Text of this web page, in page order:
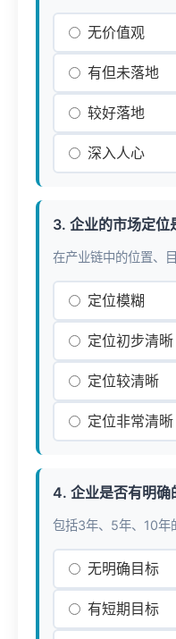
无价值观
有但未落地
较好落地
深入人心
3. 企业的市场定位
在产业链中的位置、
定位模糊
定位初步清晰
定位较清晰
定位非常清晰
4. 企业是否有明确
包括3年、5年、10年
无明确目标
有短期目标